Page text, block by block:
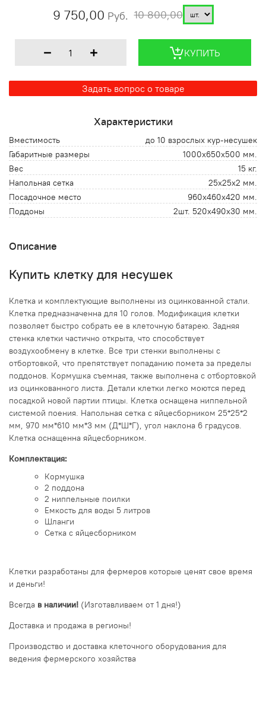
9 750,00 Руб. 10 800,00
КУПИТЬ
Задать вопрос о товаре
Характеристики
Вместимость
до 10 взрослых кур-несушек
Габаритные размеры
1000x650x500 мм.
Вес
15 кг.
Напольная сетка
25x25x2 мм.
Посадочное место
960x460x420 мм.
Поддоны
2шт. 520x490x30 мм.
Описание
Купить клетку для несушек
Клетка и комплектующие выполнены из оцинкованной стали.
Клетка предназначенна для 10 голов. Модификация клетки
позволяет быстро собрать ее в клеточную батарею. Задняя
стенка клетки частично открыта, что способствует
воздухообмену в клетке. Все три стенки выполнены с
отбортовкой, что препятствует попаданию помета за пределы
поддонов. Кормушка съемная, также выполнена с отбортовкой
из оцинкованного листа. Детали клетки легко моются перед
посадкой новой партии птицы. Клетка оснащена ниппельной
системой поения. Напольная сетка с яйцесборником 25*25*2
мм, 970 мм*610 мм*3 мм (Д*Ш*Г), угол наклона 6 градусов.
Клетка оснащенна яйцесборником.
Комплектация:
Кормушка
2 поддона
2 ниппельные поилки
Емкость для воды 5 литров
Шланги
Сетка с яйцесборником
Клетки разработаны для фермеров которые ценят свое время
и деньги!
Всегда в наличии! (Изготавливаем от 1 дня!)
Доставка и продажа в регионы!
Производство и доставка клеточного оборудования для
ведения фермерского хозяйства